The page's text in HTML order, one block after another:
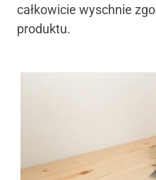
całkowicie wyschnie
produktu.